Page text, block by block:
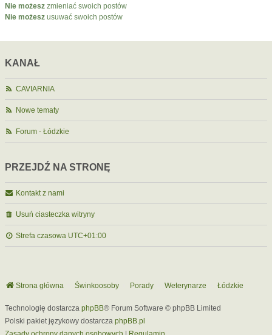
Nie możesz zmieniać swoich postów
Nie możesz usuwać swoich postów
KANAŁ
CAVIARNIA
Nowe tematy
Forum - Łódzkie
PRZEJDŹ NA STRONĘ
Kontakt z nami
Usuń ciasteczka witryny
Strefa czasowa UTC+01:00
Strona główna Świnkoosoby Porady Weterynarze Łódzkie
Technologię dostarcza phpBB® Forum Software © phpBB Limited
Polski pakiet językowy dostarcza phpBB.pl